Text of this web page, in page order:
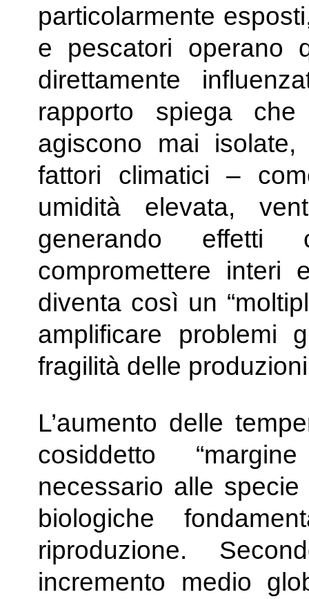
particolarmente
e pescatori operano
direttamente
rapporto spiega
agiscono mai
fattori climatici –
umidità elevata,
generando effetti
compromettere interi
diventa così un
amplificare problemi
fragilità delle
L’aumento delle
cosiddetto
necessario alle
biologiche
riproduzione.
incremento medio